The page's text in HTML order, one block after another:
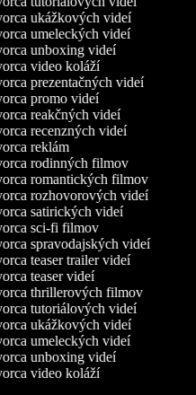
ukážkových videí
umeleckých videí
unboxing videí
video koláží
prezentačných videí
promo videí
reakčných videí
recenzných videí
reklám
rodinných filmov
romantických filmov
rozhovorových videí
satirických videí
sci-fi filmov
spravodajských videí
teaser trailer videí
teaser videí
thrillerových filmov
tutoriálových videí
ukážkových videí
umeleckých videí
unboxing videí
video koláží